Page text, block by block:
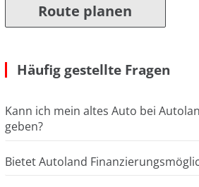
Route planen
Häufig gestellte Fragen
Kann ich mein altes Auto bei
geben?
Bietet Autoland